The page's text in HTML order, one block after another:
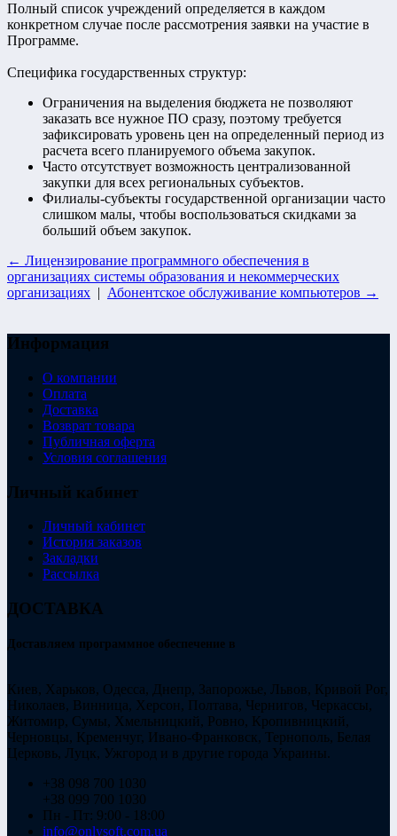
Полный список учреждений определяется в каждом
конкретном случае после рассмотрения заявки на участие в
Программе.
Специфика государственных структур:
Ограничения на выделения бюджета не позволяют
заказать все нужное ПО сразу, поэтому требуется
зафиксировать уровень цен на определенный период из
расчета всего планируемого объема закупок.
Часто отсутствует возможность централизованной
закупки для всех региональных субъектов.
Филиалы-субъекты государственной организации часто
слишком малы, чтобы воспользоваться скидками за
больший объем закупок.
← Лицензирование программного обеспечения в
организациях системы образования и некоммерческих
организациях | Абонентское обслуживание компьютеров →
Информация
О компании
Оплата
Доставка
Возврат товара
Публичная оферта
Условия соглашения
Личный кабинет
Личный кабинет
История заказов
Закладки
Рассылка
ДОСТАВКА
Доставляем программное обеспечение в
Киев, Харьков, Одесса, Днепр, Запорожье, Львов, Кривой Рог,
Николаев, Винница, Херсон, Полтава, Чернигов, Черкассы,
Житомир, Сумы, Хмельницкий, Ровно, Кропивницкий,
Черновцы, Кременчуг, Ивано-Франковск, Тернополь, Белая
Церковь, Луцк, Ужгород и в другие города Украины.
+38 098 700 1030
+38 099 700 1030
Пн - Пт: 9:00 - 18:00
info@onlysoft.com.ua